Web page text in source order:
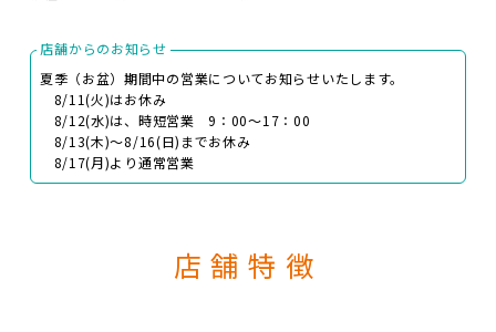
店舗からのお知らせ
夏季（お盆）期間中の営業についてお知らせいたします。
8/11(火)はお休み
8/12(水)は、時短営業 9：00～17：00
8/13(木)～8/16(日)までお休み
8/17(月)より通常営業
店舗特徴